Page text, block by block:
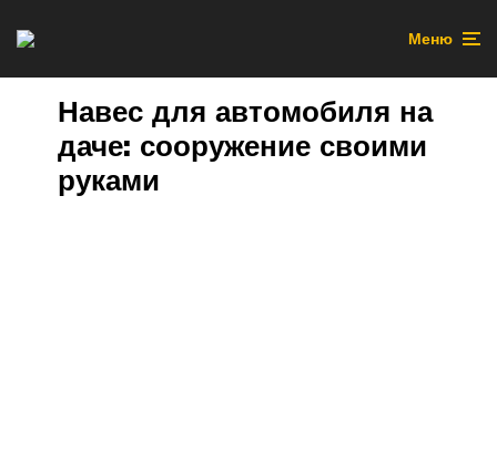
Меню
Навес для автомобиля на
даче: сооружение своими
руками